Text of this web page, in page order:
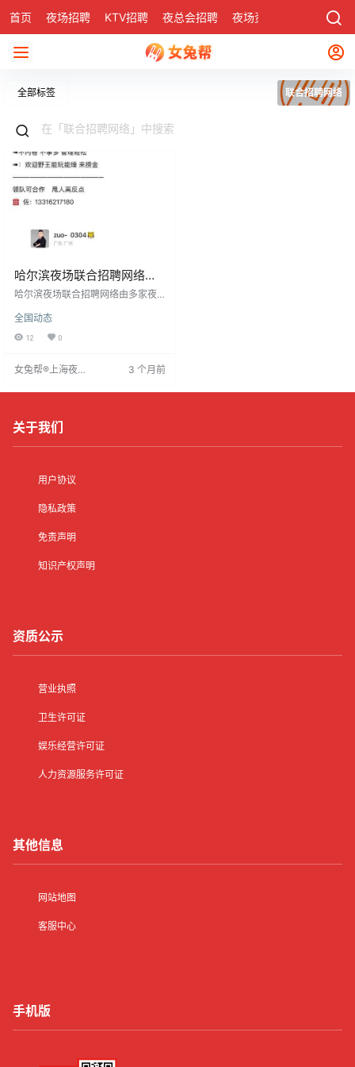
首页 夜场招聘 KTV招聘 夜总会招聘 夜场资讯 社区
全部标签 联合招聘网络
哈尔滨夜场联合招聘网络解
析
哈尔滨夜场联合招聘网络由多家夜
的招聘信息，降低招聘成本，有效
解决夜总会人手短缺问题。该平台
招聘方式效率低、信息被淹没的问
权益。求职者可通过网络轻松找到
全国动态
12 0
女兔帮®上海夜场
3 个月前
关于我们
用户协议
隐私政策
免责声明
知识产权声明
资质公示
营业执照
卫生许可证
娱乐经营许可证
人力资源服务许可证
其他信息
网站地图
客服中心
手机版